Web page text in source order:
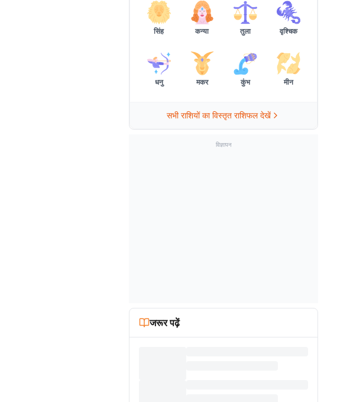
सिंह कन्या तुला वृश्चिक
धनु मकर कुंभ मीन
सभी राशियों का विस्तृत राशिफल देखें
विज्ञापन
जरूर पढ़ें